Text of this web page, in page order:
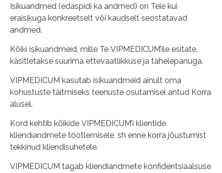
Isikuandmed (edaspidi ka andmed) on Teie kui
eraisikuga konkreetselt või kaudselt seostatavad
andmed.
Kõiki isikuandmeid, mille Te VIPMEDICUM’ile esitate,
käsitletakse suurima ettevaatlikkuse ja tähelepanuga.
VIPMEDICUM kasutab isikuandmeid ainult oma
kohustuste täitmiseks teenuste osutamisel antud Korra
alusel.
Kord kehtib kõikide VIPMEDICUM’i klientide
kliendiandmete töötlemisele, sh enne korra jõustumist
tekkinud kliendisuhetele.
VIPMEDICUM tagab kliendiandmete konfidentsiaalsuse